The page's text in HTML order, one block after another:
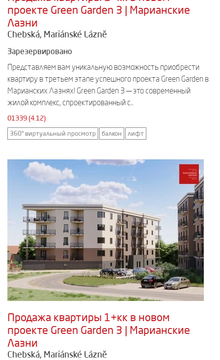
проекте Green Garden 3 | Марианские
Лазни
Chebská, Mariánské Lázně
Зарезервировано
Представляем вам уникальную возможность приобрести
квартиру в третьем этапе успешного проекта Green Garden в
Марианских Лазнях! Green Garden 3 — это современный
жилой комплекс, спроектированный с..
01339 (4.12)
360° виртуальный просмотр балкон лифт
Продажа квартиры 1+кк в новом
проекте Green Garden 3 | Марианские
Лазни
Chebská, Mariánské Lázně